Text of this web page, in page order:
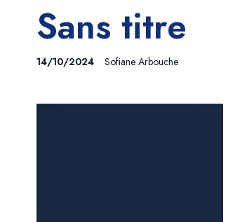
Sans titre
14/10/2024 Sofiane Arbouche